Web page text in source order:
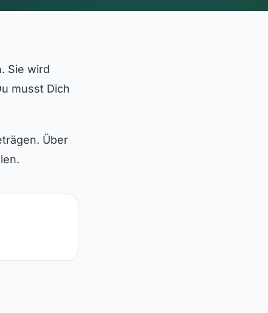
Sie wird
musst Dich
Über